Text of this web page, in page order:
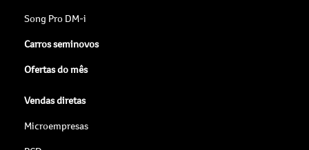
Song Pro DM-i
Carros seminovos
Ofertas do mês
Vendas diretas
Microempresas